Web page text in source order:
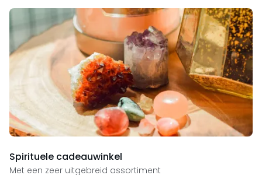
Spirituele cadeauwinkel
Met een zeer uitgebreid assortiment